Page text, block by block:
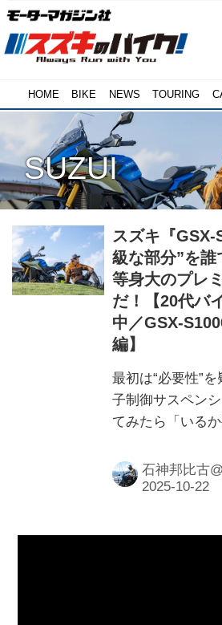
HOME BIKE NEWS TOURING
SUZUI
スズキ『GSX-
級な部分”を誰
等身大のプレ
だ！【20代バ
中／GSX-
編】
最初は“必要性”
子制御サスペン
てみたら「いる
ってしまいまし
到底手が届かな
石神邦比古